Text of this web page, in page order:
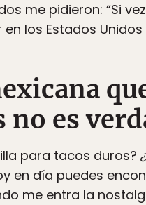
me pidieron: “Si
los Estados Unidos
no es
para tacos duros?
en día puedes
me entra la